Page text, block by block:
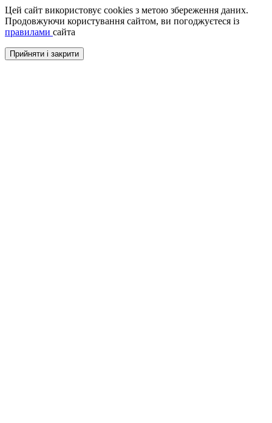
Цей сайт використовує cookies з метою збереження даних.
Продовжуючи користування сайтом, ви погоджуєтеся із
правилами сайта
Прийняти і закрити